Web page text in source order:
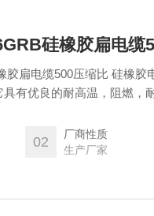
硅橡胶扁电缆
胶扁电缆500压缩比 硅橡胶
有优良的耐高温，阻燃，
仓储，，电厂，焦化厂，石
02
厂商性质
生产厂家